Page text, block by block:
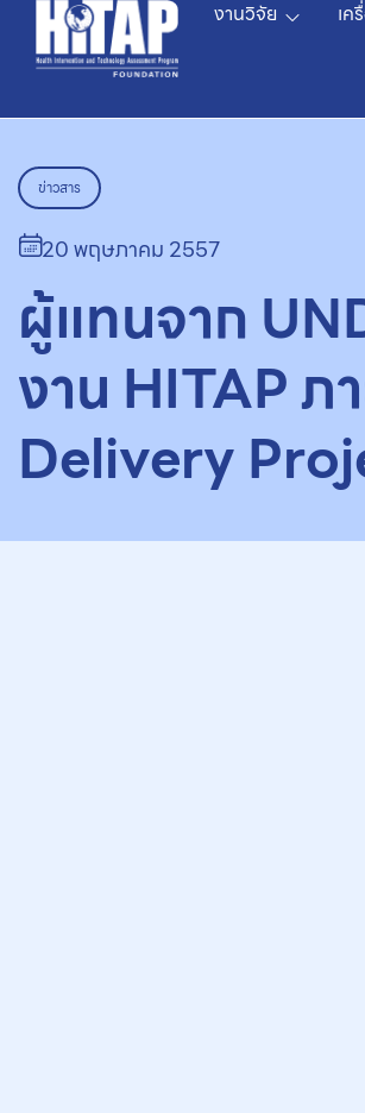
งานวิจัย เค
ข่าวสาร
20 พฤษภาคม 2557
ผู้แทนจาก
งาน HITAP ภ
Delivery